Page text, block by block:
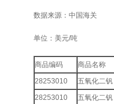
数据来源：中国海关
单位：美元/吨
商品编码 商品名称
28253010
五氧化二钒
28253010
五氧化二钒